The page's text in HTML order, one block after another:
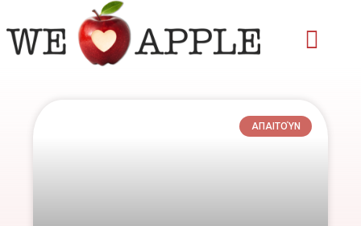
to
content
ΑΠΑΙΤΟΎΝ